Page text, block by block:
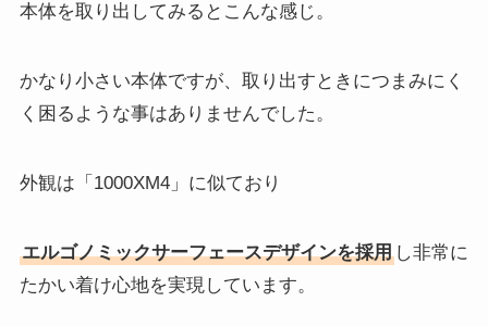
本体を取り出してみるとこんな感じ。
かなり小さい本体ですが、取り出すときにつまみにく
く困るような事はありませんでした。
外観は「1000XM4」に似ており
エルゴノミックサーフェースデザインを採用し非常に
たかい着け心地を実現しています。